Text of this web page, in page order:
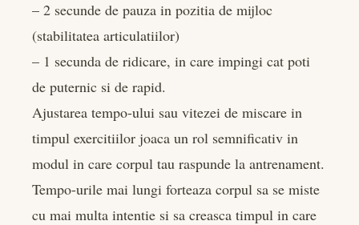
– 2 secunde de pauza in pozitia de mijloc
(stabilitatea articulatiilor)
– 1 secunda de ridicare, in care impingi cat poti
de puternic si de rapid.
Ajustarea tempo-ului sau vitezei de miscare in
timpul exercitiilor joaca un rol semnificativ in
modul in care corpul tau raspunde la antrenament.
Tempo-urile mai lungi forteaza corpul sa se miste
cu mai multa intentie si sa creasca timpul in care